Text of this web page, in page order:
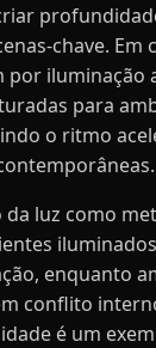
chave. Em
por iluminação
para
o ritmo
da luz como
enquanto
conflito
é um